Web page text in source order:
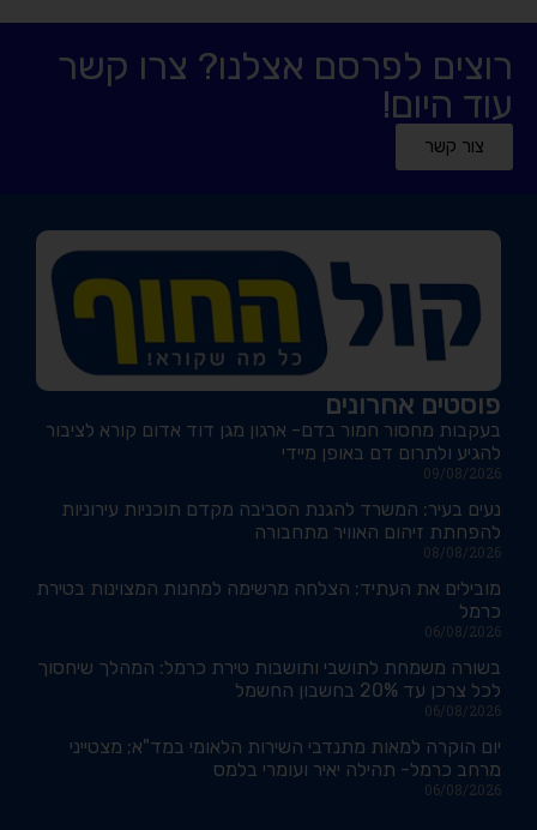
רוצים לפרסם אצלנו? צרו קשר
עוד היום!
צור קשר
פוסטים אחרונים
בעקבות מחסור חמור בדם- ארגון מגן דוד אדום קורא לציבור
להגיע ולתרום דם באופן מיידי
09/08/2026
נעים בעיר: המשרד להגנת הסביבה מקדם תוכניות עירוניות
להפחתת זיהום האוויר מתחבורה
08/08/2026
מובילים את העתיד: הצלחה מרשימה למחנות המצוינות בטירת
כרמל
06/08/2026
בשורה משמחת לתושבי ותושבות טירת כרמל: המהלך שיחסוך
לכל צרכן עד 20% בחשבון החשמל
06/08/2026
יום הוקרה למאות מתנדבי השירות הלאומי במד"א; מצטייני
מרחב כרמל- תהילה יאיר ועומרי בלמס
06/08/2026